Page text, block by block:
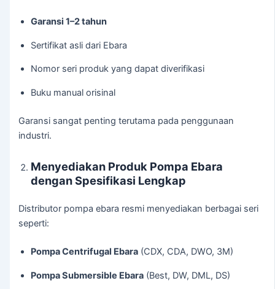
Garansi 1–2 tahun
Sertifikat asli dari Ebara
Nomor seri produk yang dapat diverifikasi
Buku manual orisinal
Garansi sangat penting terutama pada penggunaan
industri.
Menyediakan Produk Pompa Ebara
dengan Spesifikasi Lengkap
Distributor pompa ebara resmi menyediakan berbagai seri
seperti:
Pompa Centrifugal Ebara (CDX, CDA, DWO, 3M)
Pompa Submersible Ebara (Best, DW, DML, DS)